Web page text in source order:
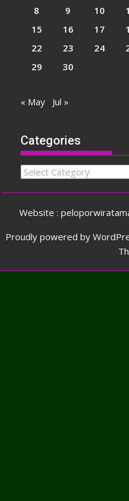
8
9 10
15
16 17
22
23 24
29
30
« May Jul »
Categories
Categories
Website :
Proudly powered by